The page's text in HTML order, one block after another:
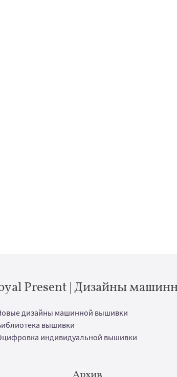
Present | Дизайны
дизайны машинной вышивки
вышивки
индивидуальной вышивки
Архив